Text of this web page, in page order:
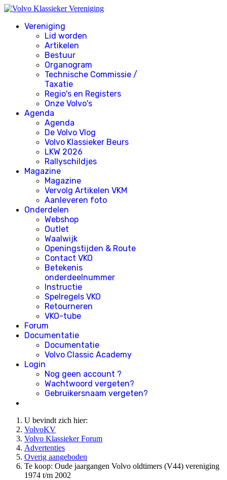
Vereniging
Lid worden
Artikelen
Bestuur
Organogram
Technische Commissie /
Taxatie
Regio's en Registers
Onze Volvo's
Agenda
Agenda
De Volvo Vlog
Volvo Klassieker Beurs
LKW 2026
Rallyschildjes
Magazine
Magazine
Vervolg Artikelen VKM
Aanleveren foto
Onderdelen
Webshop
Outlet
Waalwijk
Openingstijden & Route
Contact VKO
Betekenis
onderdeelnummer
Instructie
Spelregels VKO
Retourneren
VKO-tube
Forum
Documentatie
Documentatie
Volvo Classic Academy
Login
Nog geen account ?
Wachtwoord vergeten?
Gebruikersnaam vergeten?
U bevindt zich hier:
VolvoKV
Volvo Klassieker Forum
Advertenties
Overig aangeboden
Te koop: Oude jaargangen Volvo oldtimers (V44) vereniging
1974 t/m 2002